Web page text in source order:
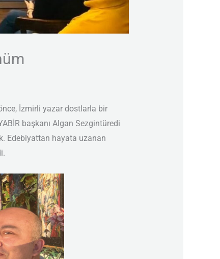
İzmirli yazar dostlarla bir
başkanı Algan Sezgintüredi
Edebiyattan hayata uzanan